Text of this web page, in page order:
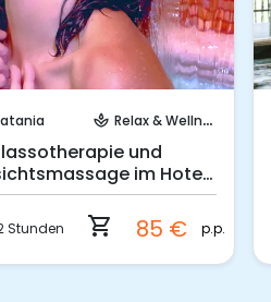
spa Relax & Wellness
und
im Hotel
Stunden shopping_cart 85 € p.p.